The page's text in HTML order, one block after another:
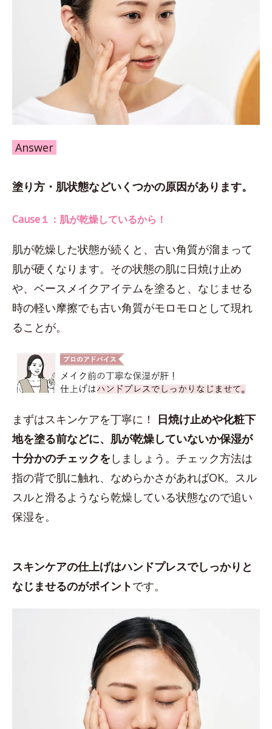
Answer
塗り方・肌状態などいくつかの原因があります。
Cause１：肌が乾燥しているから！
肌が乾燥した状態が続くと、古い角質が溜まって
肌が硬くなります。その状態の肌に日焼け止め
や、ベースメイクアイテムを塗ると、なじませる
時の軽い摩擦でも古い角質がモロモロとして現れ
ることが。
まずはスキンケアを丁寧に！
日焼け止めや化粧下
地を塗る前などに、肌が乾燥していないか保湿が
十分かのチェックを しましょう。チェック方法は
指の背で肌に触れ、なめらかさがあればOK。スル
スルと滑るようなら乾燥している状態なので追い
保湿を。
スキンケアの仕上げはハンドプレスでしっかりと
なじませるのがポイントです。